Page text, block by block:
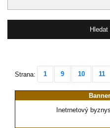
Strana: 1 9 10 11
Inetrnetový